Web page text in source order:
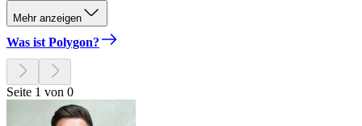
Mehr anzeigen
Was ist Polygon?
Seite 1 von 0